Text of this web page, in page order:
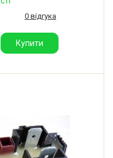
0 відгука
Купити